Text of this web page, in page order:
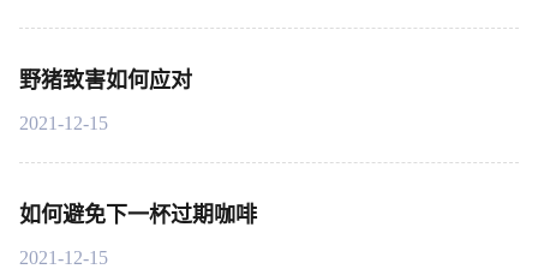
野猪致害如何应对
2021-12-15
如何避免下一杯过期咖啡
2021-12-15